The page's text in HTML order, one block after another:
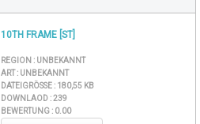
10TH FRAME [ST]
REGION : UNBEKANNT
ART : UNBEKANNT
DATEIGRÖSSE : 180,55 KB
DOWNLAOD :239
BEWERTUNG : 0.00